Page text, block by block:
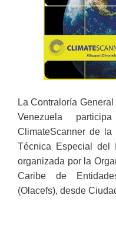
La Contraloría
Venezuela
ClimateScanner de
Técnica Especial del
organizada por la
Caribe de
(Olacefs), desde